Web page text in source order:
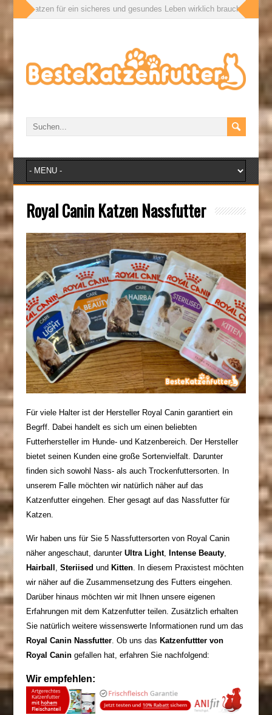
ein sicheres und gesundes Leben wirklich brauchen » Appetitanreger
Royal Canin Katzen Nassfutter
Für viele Halter ist der Hersteller Royal Canin garantiert ein
Begrff. Dabei handelt es sich um einen beliebten
Futterhersteller im Hunde- und Katzenbereich. Der Hersteller
bietet seinen Kunden eine große Sortenvielfalt. Darunter
finden sich sowohl Nass- als auch Trockenfuttersorten. In
unserem Falle möchten wir natürlich näher auf das
Katzenfutter eingehen. Eher gesagt auf das Nassfutter für
Katzen.
Wir haben uns für Sie 5 Nassfuttersorten von Royal Canin
näher angeschaut, darunter Ultra Light, Intense Beauty,
Hairball , Steriised und Kitten. In diesem Praxistest möchten
wir näher auf die Zusammensetzung des Futters eingehen.
Darüber hinaus möchten wir mit Ihnen unsere eigenen
Erfahrungen mit dem Katzenfutter teilen. Zusätzlich erhalten
Sie natürlich weitere wissenswerte Informationen rund um das
Royal Canin Nassfutter. Ob uns das Katzenfuttter von
Royal Caningefallen hat, erfahren Sie nachfolgend:
Wir empfehlen: